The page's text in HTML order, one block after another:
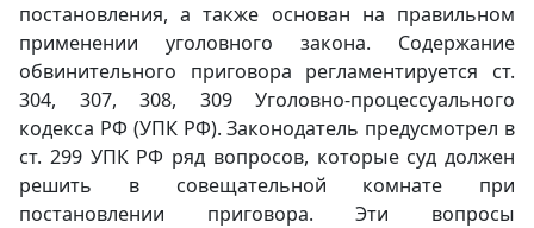
постановления, а также основан на правильном
применении уголовного закона. Содержание
обвинительного приговора регламентируется ст.
304, 307, 308, 309 Уголовно-процессуального
кодекса РФ (УПК РФ). Законодатель предусмотрел в
ст. 299 УПК РФ ряд вопросов, которые суд должен
решить в совещательной комнате при
постановлении приговора. Эти вопросы